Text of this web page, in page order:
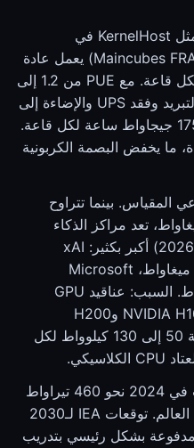
مركز بيانات استضافة كلاسيكي مثل KernelHost في
فرانكفورت آم ماين (Maincubes FRA01، Tier III) يعمل عادة
بحمل تقني 16 إلى 25 ميغاواط لكل قاعة. مع PUE من 1.2 إلى
1.3 يصل الاستهلاك الكلي شاملاً التبريد وفقد UPS والإضاءة إلى
20 إلى 32 ميغاواط. سنوياً نحو 175 جيجاواط ساعة لكل قاعة.
بالمئة متجددة، ما يخفض البصمة الكربونية
المقياس. بينما تتراوح
الكلاسيكية بين 5 و30 ميغاواط، تعد مراكز الذكاء
الاصطناعي العملاقة (اعتباراً من 2026) أكبر بكثير: xAI
Colossus في ممفيس نحو 200 ميغاواط، Microsoft
Stargate (المخطط) عدة جيغاواط. السبب: عناقيد GPU
بعشرات الآلاف من مسرعات NVIDIA H100 وH200
وBlackwell تصل إلى كثافة طاقة 50 إلى 130 كيلوواط لكل
عالمياً بلغ استهلاك مراكز البيانات في 2024 نحو 460 تيراواط
ساعة، أي 1.5 بالمئة من استهلاك العالم. توقعات IEA لـ2030
ساعة، مدفوعة بشكل رئيسي بتدريب